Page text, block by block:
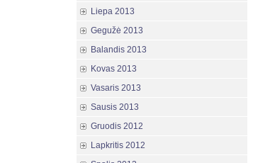
Liepa 2013
Gegužė 2013
Balandis 2013
Kovas 2013
Vasaris 2013
Sausis 2013
Gruodis 2012
Lapkritis 2012